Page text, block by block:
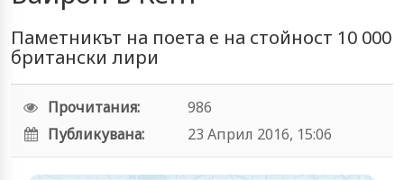
Паметникът на поета е на стойност 10 000
британски лири
Прочитания:
986
Публикувана:
23 Април 2016, 15:06